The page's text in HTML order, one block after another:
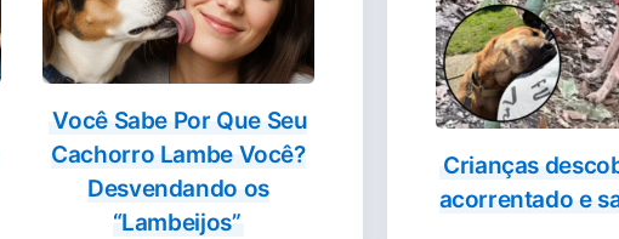
Você Sabe Por Que Seu
Cachorro Lambe Você?
Desvendando os
“Lambeijos”
Crianças
acorrentado e